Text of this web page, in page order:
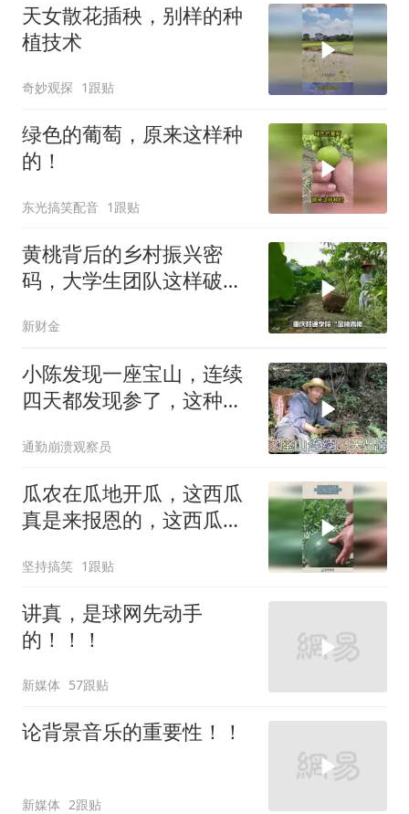
天女散花插秧，别样的种
植技术
奇妙观探 1跟贴
绿色的葡萄，原来这样种
的！
东光搞笑配音 1跟贴
黄桃背后的乡村振兴密
码，大学生团队这样破
新财金
小陈发现一座宝山，连续
四天都发现参了，这种好
通勤崩溃观察员
瓜农在瓜地开瓜，这西瓜
真是来报恩的，这西瓜品
坚持搞笑 1跟贴
讲真，是球网先动手
的！！！
新媒体 57跟贴
论背景音乐的重要性！！
新媒体 2跟贴